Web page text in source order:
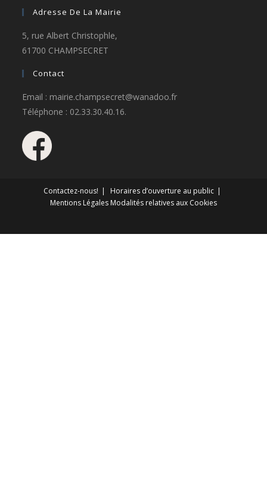
Adresse De La Mairie
5, rue Albert Christophle,
61700 CHAMPSECRET
Contact
Email : mairie.champsecret@wanadoo.fr
Téléphone : 02.33.30.40.16.
Contactez-nous!
Horaires d’ouverture au public
Mentions Légales Modalités relatives aux Cookies